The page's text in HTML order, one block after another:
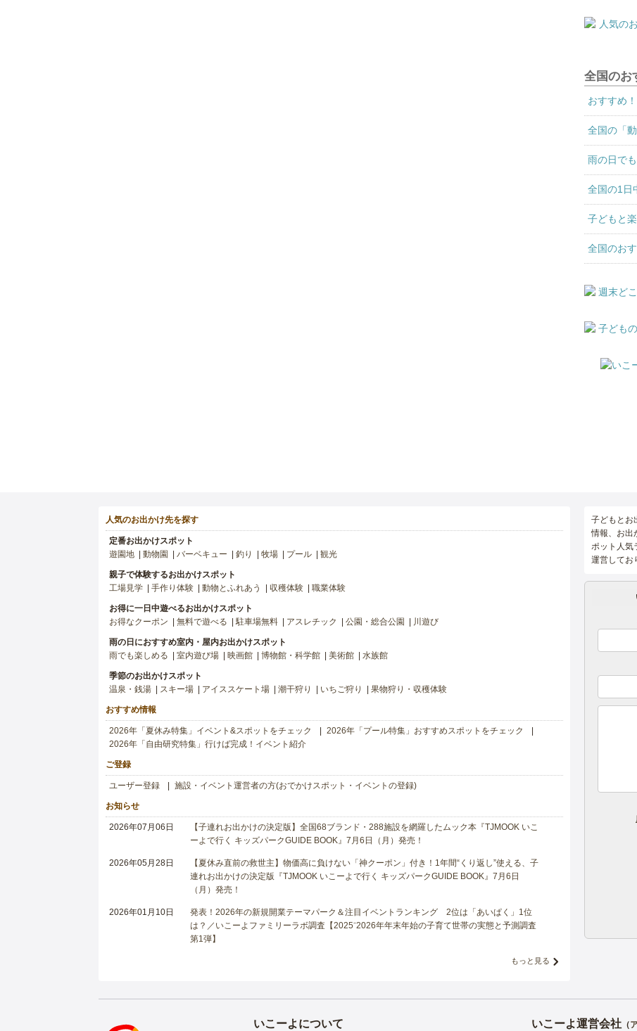
全国のお
おすすめ
全国の「
雨の日で
全国の1日
子どもと
全国のお
人気のお出かけ先を探す
定番お出かけスポット
遊園地
動物園 バーベキュー 釣り 牧場 プール 観光
親子で体験するお出かけスポット
工場見学
手作り体験 動物とふれあう 収穫体験 職業体験
お得に一日中遊べるお出かけスポット
お得なクーポン
無料で遊べる 駐車場無料 アスレチック 公園・総合公園 川遊び
雨の日におすすめ室内・屋内お出かけスポット
雨でも楽しめる
室内遊び場 映画館 博物館・科学館 美術館 水族館
季節のお出かけスポット
温泉・銭湯
スキー場 アイススケート場 潮干狩り いちご狩り 果物狩り・収穫体験
おすすめ情報
2026年「夏休み特集」イベント&スポットをチェック
2026年「プール特集」おすすめスポットをチェック
2026年「自由研究特集」行けば完成！イベント紹介
ご登録
ユーザー登録 施設・イベント運営者の方(おでかけスポット・イベントの登録)
お知らせ
2026年07月06日
【子連れお出かけの決定版】全国68ブランド・288施設を網羅したムック本『TJMOOK いこ
ーよで行く キッズパークGUIDE BOOK』7月6日（月）発売！
2026年05月28日
【夏休み直前の救世主】物価高に負けない「神クーポン」付き！1年間“くり返し”使える、子
連れお出かけの決定版『TJMOOK いこーよで行く キッズパークGUIDE BOOK』7月6日
（月）発売！
2026年01月10日
発表！2026年の新規開業テーマパーク＆注目イベントランキング 2位は「あいぱく」1位
は？／いこーよファミリーラボ調査【2025⁻2026年年末年始の子育て世帯の実態と予測調査
第1弾】
もっと見る
子どもとお
情報、お出
ポット人気
運営してお
いこーよについて いこーよ運営会社（